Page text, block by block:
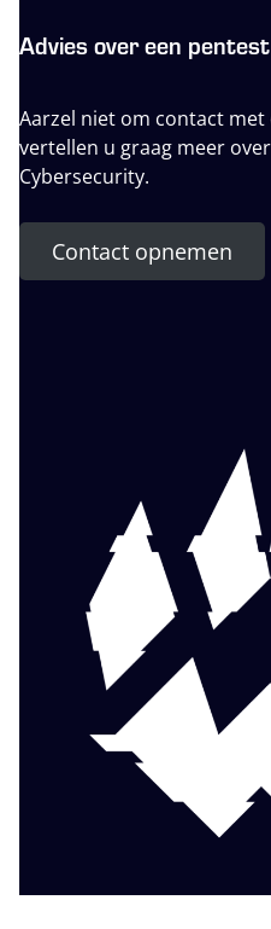
Advies over een
Aarzel niet om contact
vertellen u graag meer
Cybersecurity.
Contact opnemen